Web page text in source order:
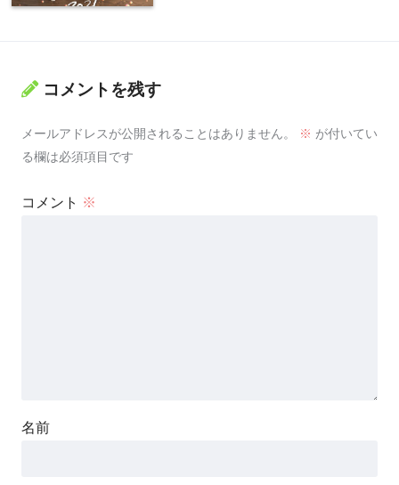
コメントを残す
メールアドレスが公開されることはありません。 ※ が付いてい
る欄は必須項目です
コメント ※
名前